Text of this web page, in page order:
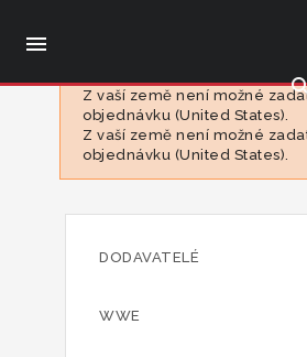

Z vaší země není možné
objednávku (United States).
Z vaší země není možné
objednávku (United States).
DODAVATELÉ
WWE